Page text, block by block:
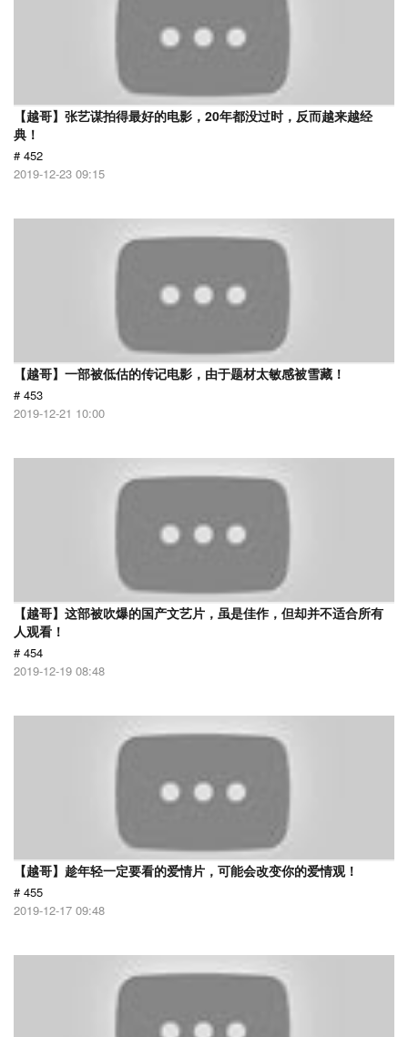
【越哥】张艺谋拍得最好的电影，20年都没过时，反而越来越经
典！
# 452
2019-12-23 09:15
【越哥】一部被低估的传记电影，由于题材太敏感被雪藏！
# 453
2019-12-21 10:00
【越哥】这部被吹爆的国产文艺片，虽是佳作，但却并不适合所有
人观看！
# 454
2019-12-19 08:48
【越哥】趁年轻一定要看的爱情片，可能会改变你的爱情观！
# 455
2019-12-17 09:48